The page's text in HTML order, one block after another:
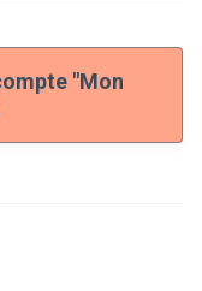
"Mon